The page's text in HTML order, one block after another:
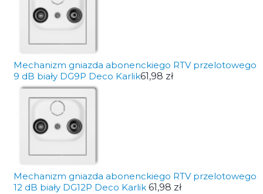
Mechanizm gniazda abonenckiego RTV przelotowego
9 dB biały DG9P Deco Karlik61,98 zł
Mechanizm gniazda abonenckiego RTV przelotowego
12 dB biały DG12P Deco Karlik 61,98 zł